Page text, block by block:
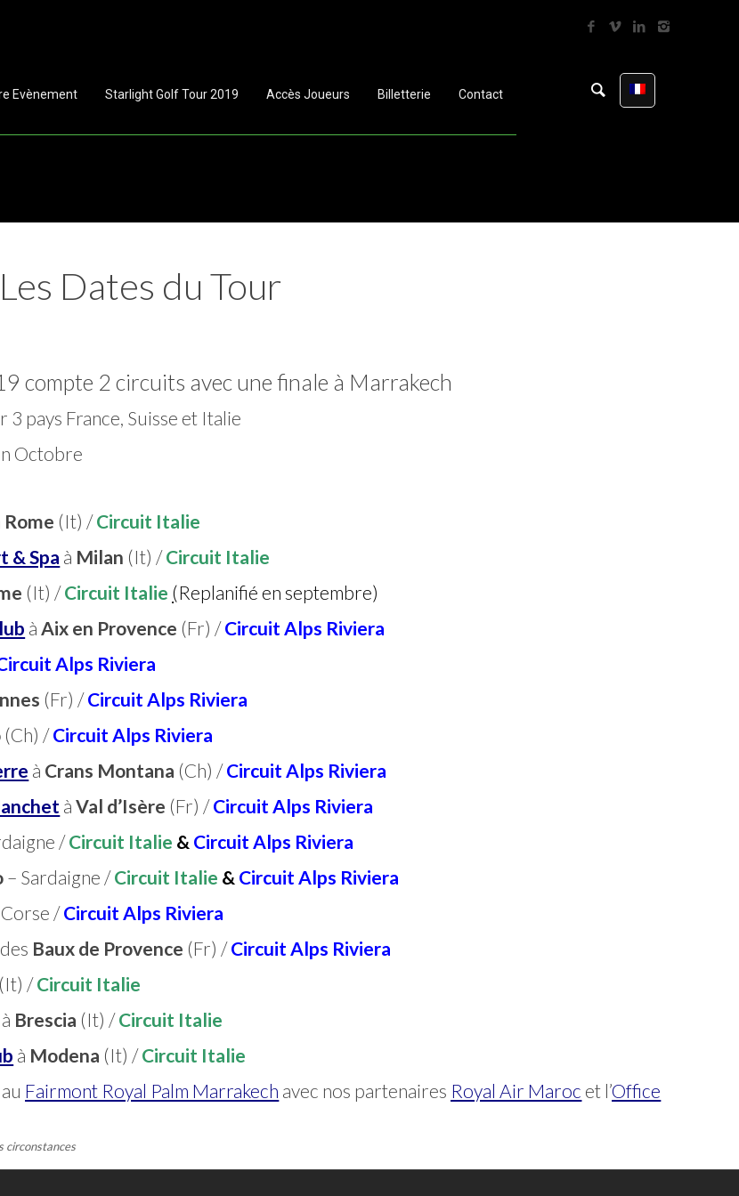
Evènement Starlight Golf Tour 2019 Accès Joueurs Billetterie Contact
Les Dates du Tour
compte 2 circuits avec une finale à Marrakech
3 pays France, Suisse et Italie
Octobre
Rome (It) /Circuit Italie
& Spa à Milan (It) /Circuit Italie
(It) /Circuit Italie (Replanifié en septembre)
àAix en Provence (Fr) /Circuit Alps Riviera
Alps Riviera
(Fr) /Circuit Alps Riviera
(Ch) /Circuit Alps Riviera
à Crans Montana (Ch) /Circuit Alps Riviera
àVal d’Isère (Fr) /Circuit Alps Riviera
/Circuit Italie & Circuit Alps Riviera
– Sardaigne /Circuit Italie & Circuit Alps Riviera
/Circuit Alps Riviera
des Baux de Provence (Fr) /Circuit Alps Riviera
(It) /Circuit Italie
à Brescia (It) /Circuit Italie
à Modena (It) /Circuit Italie
Fairmont Royal Palm Marrakech avec nos partenaires Royal Air Maroc et l’Office
circonstances